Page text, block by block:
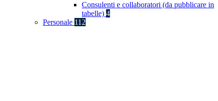
Consulenti e collaboratori (da pubblicare in
tabelle) 4
Personale 112